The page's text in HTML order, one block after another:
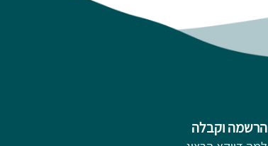
הרשמה וקבלה